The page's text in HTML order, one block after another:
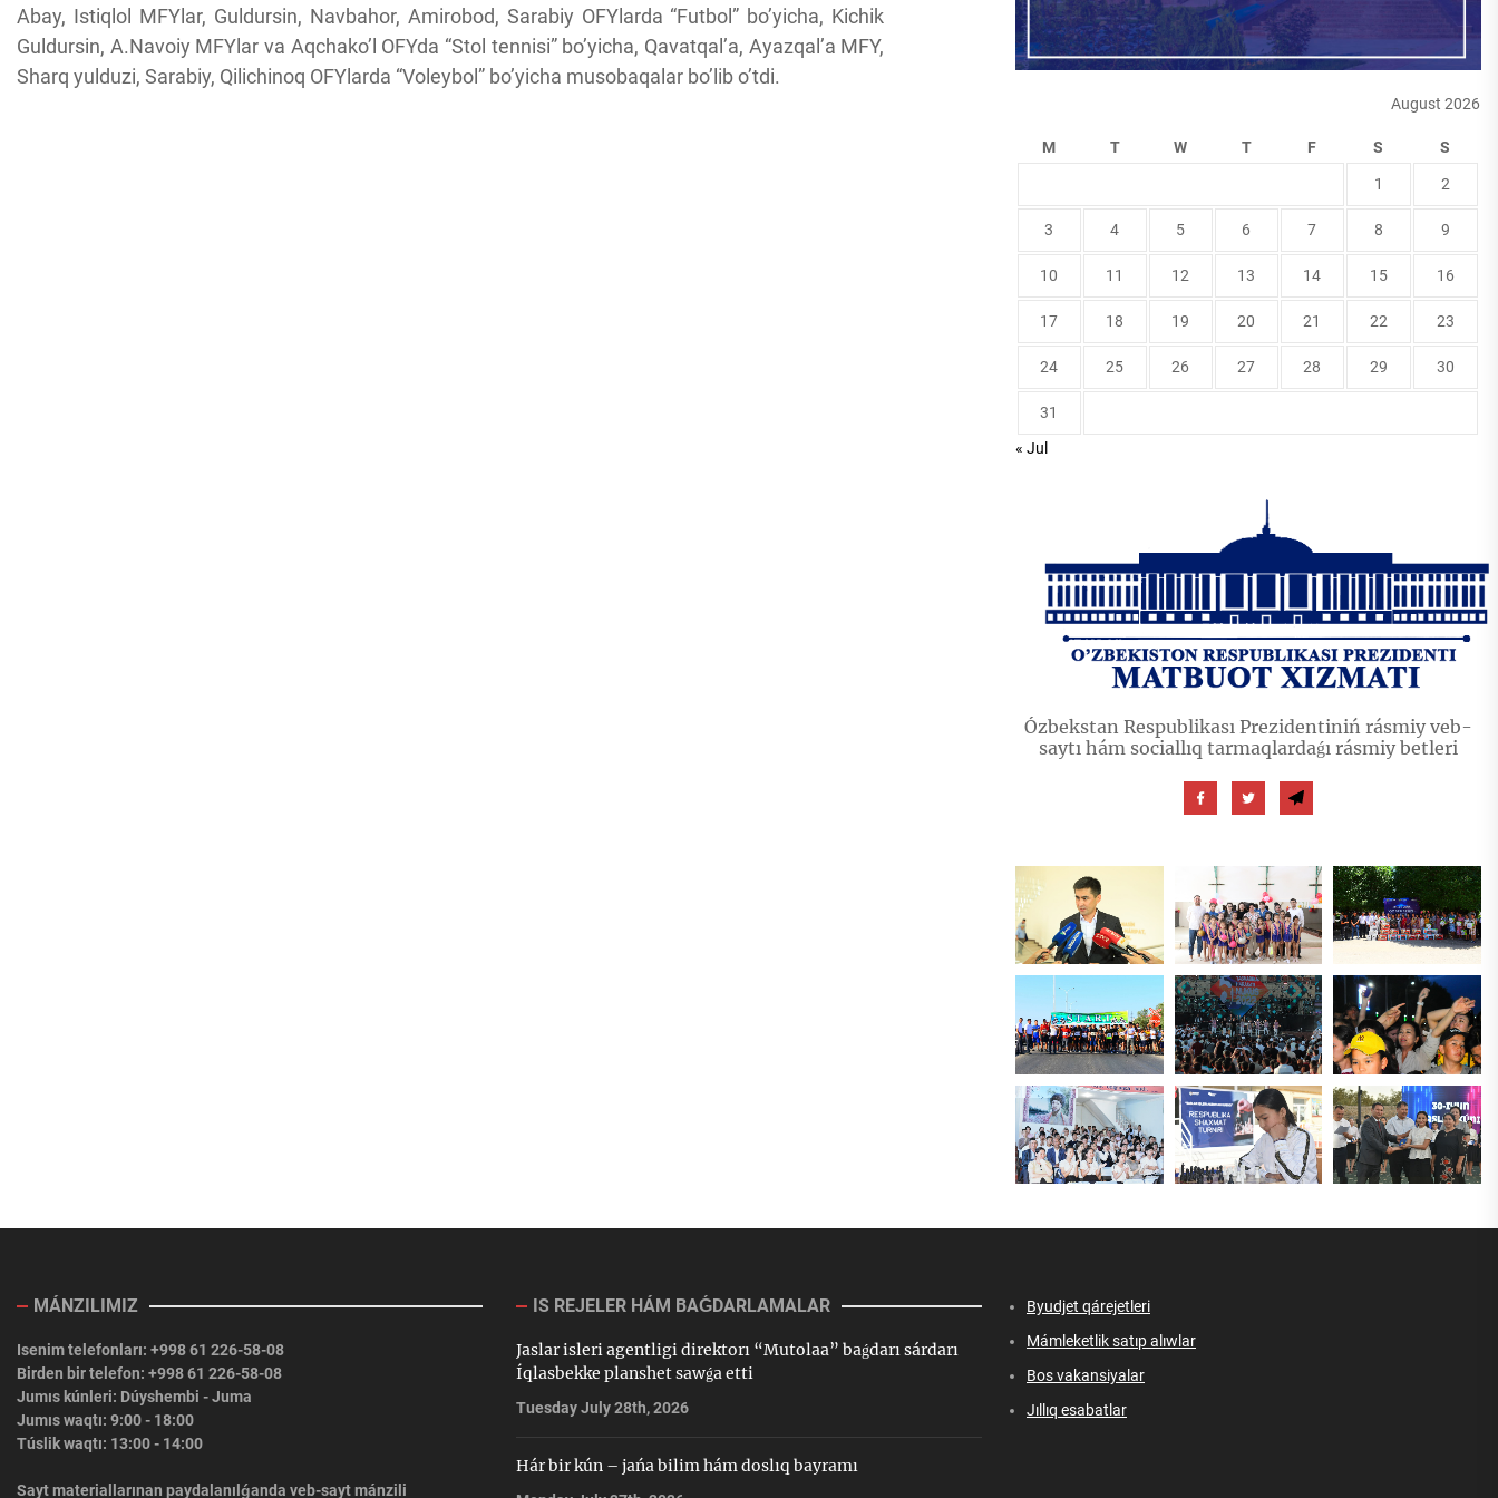
Abay, Istiqlol MFYlar, Guldursin, Navbahor, Amirobod, Sarabiy OFYlarda “Futbol” bo’yicha, Kichik
Guldursin, A.Navoiy MFYlar va Aqchako’l OFYda “Stol tennisi” bo’yicha, Qavatqal’a, Ayazqal’a MFY,
Sharq yulduzi, Sarabiy, Qilichinoq OFYlarda “Voleybol” bo’yicha musobaqalar bo’lib o’tdi.
August 2026
M T W T F S S
1 2
3 4 5 6 7 8 9
10 11 12 13 14 15 16
17 18 19 20 21 22 23
24 25 26 27 28 29 30
31
« Jul
Ózbekstan Respublikası Prezidentiniń rásmiy veb-
saytı hám sociallıq tarmaqlardaǵı rásmiy betleri
MÁNZILIMIZ
Isenim telefonları: +998 61 226-58-08
Birden bir telefon: +998 61 226-58-08
Jumıs kúnleri: Dúyshembi - Juma
Jumıs waqtı: 9:00 - 18:00
Túslik waqtı: 13:00 - 14:00
Sayt materiallarınan paydalanılǵanda veb-sayt mánzili
IS REJELER HÁM BAǴDARLAMALAR
Jaslar isleri agentligi direktorı “Mutolaa” baǵdarı sárdarı
Íqlasbekke planshet sawǵa etti
Tuesday July 28th, 2026
Hár bir kún – jańa bilim hám doslıq bayramı
Byudjet qárejetleri
Mámleketlik satıp alıwlar
Bos vakansiyalar
Jıllıq esabatlar